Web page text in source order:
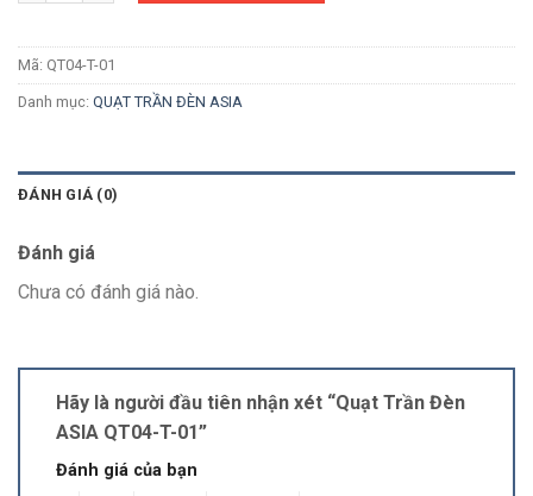
Mã: QT04-T-01
Danh mục: QUẠT TRẦN ĐÈN ASIA
ĐÁNH GIÁ (0)
Đánh giá
Chưa có đánh giá nào.
Hãy là người đầu tiên nhận xét “Quạt Trần Đèn
ASIA QT04-T-01”
Đánh giá của bạn